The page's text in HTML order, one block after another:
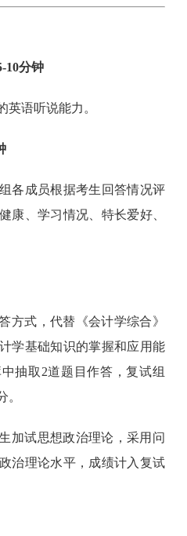
10分钟
英语听说能力。
各成员根据考生回答情况评
康、学习情况、特长爱好、
方式，代替《会计学综合》
学基础知识的掌握和应用能
抽取2道题目作答，复试组
。
加试思想政治理论，采用问
治理论水平，成绩计入复试